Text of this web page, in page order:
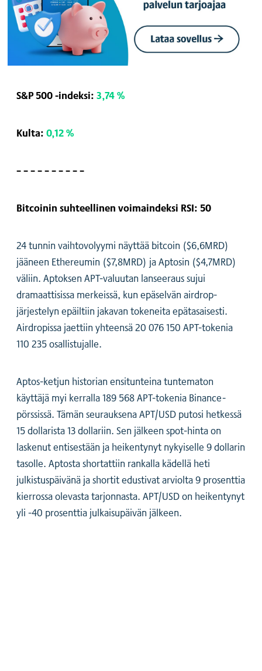
S&P 500 -indeksi:3,74 %
Kulta:0,12 %
– – – – – – – – – –
Bitcoinin suhteellinen voimaindeksi RSI: 50
24 tunnin vaihtovolyymi näyttää bitcoin ($6,6MRD)
jääneen Ethereumin ($7,8MRD) ja Aptosin ($4,7MRD)
väliin. Aptoksen APT-valuutan lanseeraus sujui
dramaattisissa merkeissä, kun epäselvän airdrop-
järjestelyn epäiltiin jakavan tokeneita epätasaisesti.
Airdropissa jaettiin yhteensä 20 076 150 APT-tokenia
110 235 osallistujalle.
Aptos-ketjun historian ensitunteina tuntematon
käyttäjä myi kerralla 189 568 APT-tokenia Binance-
pörssissä. Tämän seurauksena APT/USD putosi hetkessä
15 dollarista 13 dollariin. Sen jälkeen spot-hinta on
laskenut entisestään ja heikentynyt nykyiselle 9 dollarin
tasolle. Aptosta shortattiin rankalla kädellä heti
julkistuspäivänä ja shortit edustivat arviolta 9 prosenttia
kierrossa olevasta tarjonnasta. APT/USD on heikentynyt
yli -40 prosenttia julkaisupäivän jälkeen.